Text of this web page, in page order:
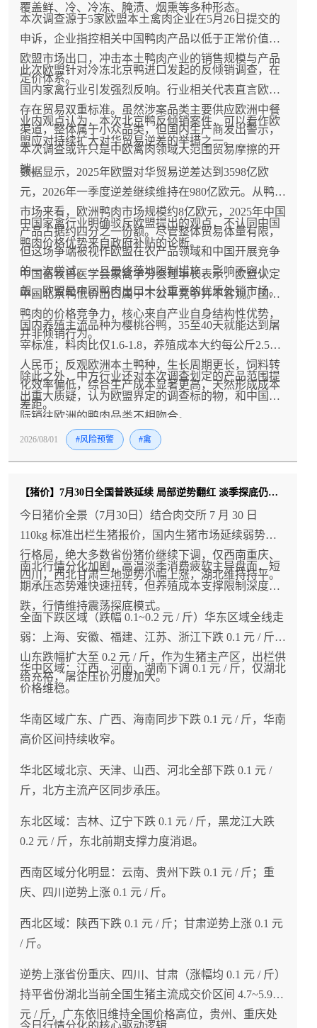
覆盖鲜、冷、冷冻、腌渍、烟熏等多种形态。
本次调查源于5家欧盟本土禽肉企业在5月26日提交的
申诉，企业指控相关中国鸭肉产品以低于正常价值向
欧盟市场出口，冲击本土鸭肉产业的销售规模与产品
定价体系。
此次欧盟针对冷冻北京鸭进口发起的反倾销调查，在
国内家禽行业引发强烈反响。行业相关代表直言欧盟
存在贸易双重标准。虽然涉案品类主要供应欧洲中餐
渠道，整体属于小众品类，但国内生产商发出警示，
本次调查或许只是中欧禽肉领域大范围贸易摩擦的开
端。
业内观点认为，本次北京鸭反倾销案件，可以看作欧
盟应对持续扩大对华贸易逆差的举措之一。
数据显示，2025年欧盟对华贸易逆差达到3598亿欧
元，2026年一季度逆差继续维持在980亿欧元。从鸭肉
市场来看，欧洲鸭肉市场规模约8亿欧元，2025年中国
产品占据约四分之一份额。尽管整体贸易体量有限，
但这场争端被视作欧盟在农产品领域和中国开展竞争
的一次尝试。一旦最终落地限制措施，影响不容小
觑，欧盟是中国鸭肉出口十分重要的优质外销市场。
中国家禽行业明确驳斥欧盟提出的观点，不认同中国
鸭肉价格优势来自政府补贴的论断。
中国畜牧兽医学会家禽学分会理事长表示，欧盟认定
中国北京鸭低价出口属于不公平竞争并不客观。国内
鸭肉的价格竞争力，核心来自产业自身结构性优势，
并非倾销行为。
国内养殖主流品种为樱桃谷鸭，35至40天就能达到屠
宰标准，料肉比仅1.6-1.8，养殖成本大约每公斤2.5元
人民币；反观欧洲本土鸭种，生长周期更长，饲料转
化效率偏低，综合生产成本显著更高，天然形成成本
差距。
除此之外，中方行业还对本次调查划定的产品范围提
出重大质疑，认为欧盟界定的调查标的物，和中国实
际销往欧洲的鸭肉品类不相吻合。
2026/08/01 #风险预警 #禽
【猪价】7月30日全国普跌延续 局部逆势翻红 淡季探底仍在持续
今日猪价全景（7月30日）结合肉交所 7 月 30 日
110kg 标准出栏生猪报价，国内生猪市场延续弱势下
行格局，绝大多数省份猪价继续下调，仅西南重庆、
四川，西北甘肃三地逆势小幅上涨，湖北维持持平。
南北行情分化加剧，高温淡季消费疲软主导盘面，短
期承压态势难快速扭转，但养殖成本支撑限制深度下
跌，行情维持震荡探底模式。
全面下跌区域（跌幅 0.1~0.2 元 / 斤）华东区域全线走
弱：上海、安徽、福建、江苏、浙江下跌 0.1 元 / 斤；
山东跌幅扩大至 0.2 元 / 斤，作为生猪主产区，出栏供
给充裕，屠企压价力度加大。
华中区域：江西、河南、湖南下调 0.1 元 / 斤，仅湖北
价格维稳。
华南区域广东、广西、海南同步下跌 0.1 元 / 斤，华南
高价区间持续收窄。
华北区域北京、天津、山西、河北全部下跌 0.1 元 /
斤，北方主流产区同步承压。
东北区域：吉林、辽宁下跌 0.1 元 / 斤，黑龙江大跌
0.2 元 / 斤，东北前期支撑力度消退。
西南区域分化明显：云南、贵州下跌 0.1 元 / 斤；重
庆、四川逆势上涨 0.1 元 / 斤。
西北区域：陕西下跌 0.1 元 / 斤；甘肃逆势上涨 0.1 元
/ 斤。
逆势上涨省份重庆、四川、甘肃（涨幅均 0.1 元 / 斤）
持平省份湖北当前全国生猪主流成交价区间 4.7~5.9
元 / 斤，广东依旧维持全国价格高位，贵州、重庆处